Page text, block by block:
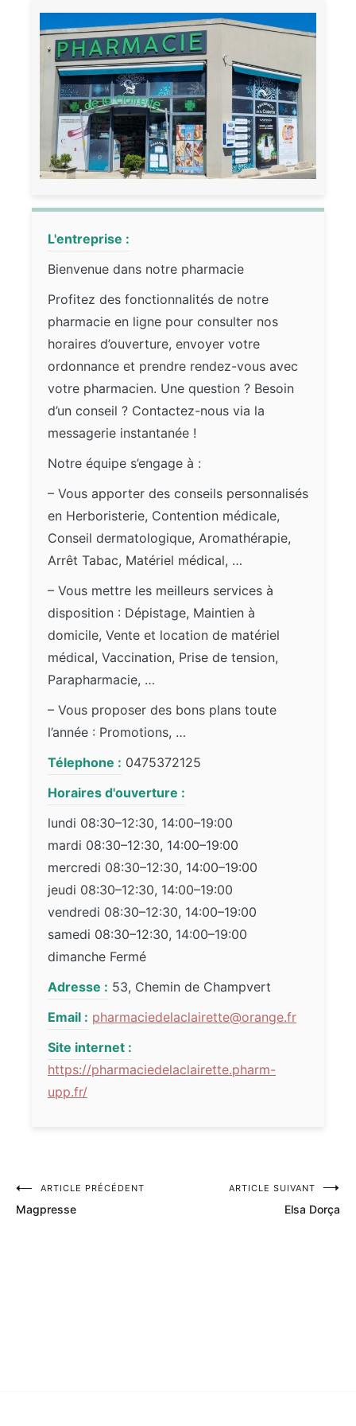
L'entreprise :
Bienvenue dans notre pharmacie
Profitez des fonctionnalités de notre
pharmacie en ligne pour consulter nos
horaires d’ouverture, envoyer votre
ordonnance et prendre rendez-vous avec
votre pharmacien. Une question ? Besoin
d’un conseil ? Contactez-nous via la
messagerie instantanée !
Notre équipe s’engage à :
– Vous apporter des conseils personnalisés
en Herboristerie, Contention médicale,
Conseil dermatologique, Aromathérapie,
Arrêt Tabac, Matériel médical, …
– Vous mettre les meilleurs services à
disposition : Dépistage, Maintien à
domicile, Vente et location de matériel
médical, Vaccination, Prise de tension,
Parapharmacie, …
– Vous proposer des bons plans toute
l’année : Promotions, …
Télephone : 0475372125
Horaires d'ouverture :
lundi 08:30–12:30, 14:00–19:00
mardi 08:30–12:30, 14:00–19:00
mercredi 08:30–12:30, 14:00–19:00
jeudi 08:30–12:30, 14:00–19:00
vendredi 08:30–12:30, 14:00–19:00
samedi 08:30–12:30, 14:00–19:00
dimanche Fermé
Adresse : 53, Chemin de Champvert
Email : pharmaciedelaclairette@orange.fr
Site internet :
https://pharmaciedelaclairette.pharm-
upp.fr/
Navigation
de
ARTICLE PRÉCÉDENT
Magpresse
ARTICLE SUIVANT
Elsa Dorça